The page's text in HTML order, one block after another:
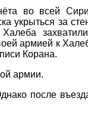
во всей
укрыться за
армией к
Корана.
армии.
после